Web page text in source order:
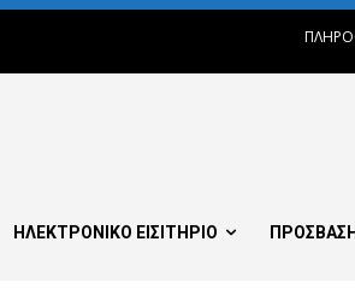
ΗΛΕΚΤΡΟΝΙΚΟ ΕΙΣΙΤΗΡΙΟ ΠΡΟΣΒΑΣΗ